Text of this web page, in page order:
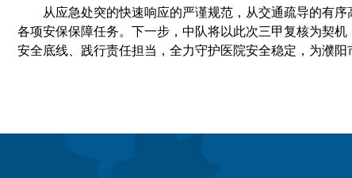
从应急处突的快速响应的严谨规范，从交通疏导的有
各项安保保障任务。下一步，中队将以此次三甲复核为契
安全底线、践行责任担当，全力守护医院安全稳定，为濮